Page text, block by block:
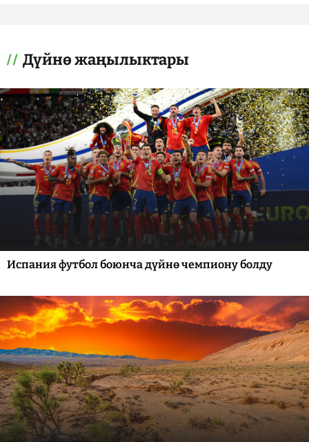
Дүйнө жаңылыктары
Испания футбол боюнча дүйнө чемпиону болду